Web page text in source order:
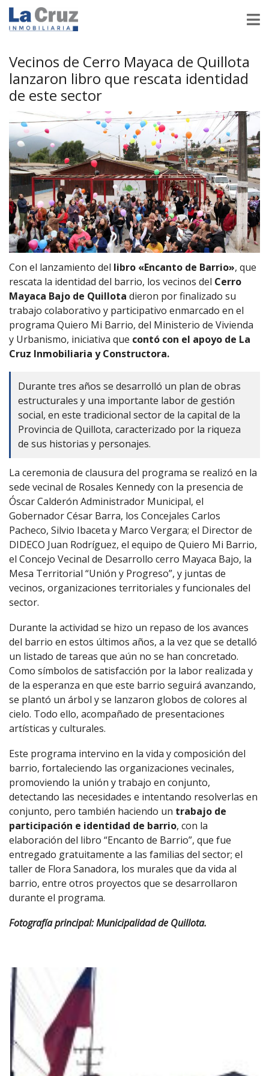
Vecinos de Cerro Mayaca de Quillota
lanzaron libro que rescata identidad
de este sector
Con el lanzamiento del libro «Encanto de Barrio», que
rescata la identidad del barrio, los vecinos del Cerro
Mayaca Bajo de Quillota dieron por finalizado su
trabajo colaborativo y participativo enmarcado en el
programa Quiero Mi Barrio, del Ministerio de Vivienda
y Urbanismo, iniciativa que contó con el apoyo de La
Cruz Inmobiliaria y Constructora.
Durante tres años se desarrolló un plan de obras
estructurales y una importante labor de gestión
social, en este tradicional sector de la capital de la
Provincia de Quillota, caracterizado por la riqueza
de sus historias y personajes.
La ceremonia de clausura del programa se realizó en la
sede vecinal de Rosales Kennedy con la presencia de
Óscar Calderón Administrador Municipal, el
Gobernador César Barra, los Concejales Carlos
Pacheco, Silvio Ibaceta y Marco Vergara; el Director de
DIDECO Juan Rodríguez, el equipo de Quiero Mi Barrio,
el Concejo Vecinal de Desarrollo cerro Mayaca Bajo, la
Mesa Territorial “Unión y Progreso”, y juntas de
vecinos, organizaciones territoriales y funcionales del
sector.
Durante la actividad se hizo un repaso de los avances
del barrio en estos últimos años, a la vez que se detalló
un listado de tareas que aún no se han concretado.
Como símbolos de satisfacción por la labor realizada y
de la esperanza en que este barrio seguirá avanzando,
se plantó un árbol y se lanzaron globos de colores al
cielo. Todo ello, acompañado de presentaciones
artísticas y culturales.
Este programa intervino en la vida y composición del
barrio, fortaleciendo las organizaciones vecinales,
promoviendo la unión y trabajo en conjunto,
detectando las necesidades e intentando resolverlas en
conjunto, pero también haciendo un trabajo de
participación e identidad de barrio, con la
elaboración del libro “Encanto de Barrio”, que fue
entregado gratuitamente a las familias del sector; el
taller de Flora Sanadora, los murales que da vida al
barrio, entre otros proyectos que se desarrollaron
durante el programa.
Fotografía principal: Municipalidad de Quillota.